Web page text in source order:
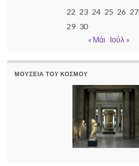
22 23 24 25 26 27
29 30
« Μάι Ιούλ »
ΜΟΥΣΕΊΑ ΤΟΥ ΚΌΣΜΟΥ